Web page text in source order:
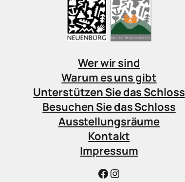
Wer wir sind
Warum es uns gibt
Unterstützen Sie das Schloss
Besuchen Sie das Schloss
Ausstellungsräume
Kontakt
Impressum
Facebook
Instagram